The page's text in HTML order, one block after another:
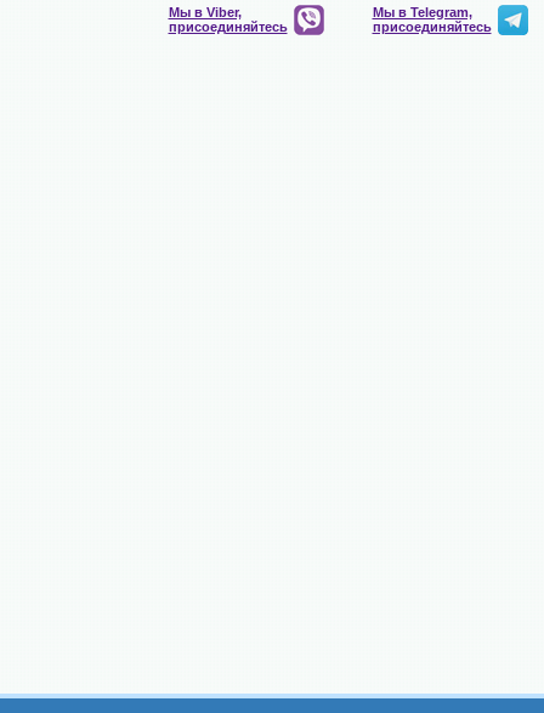
Мы в Viber,
присоединяйтесь
Мы в Telegram,
присоединяйтесь